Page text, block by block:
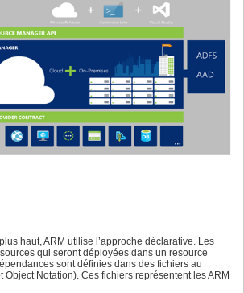
haut, ARM utilise l’approche déclarative. Les
qui seront déployées dans un resource
sont définies dans des fichiers au
Object Notation). Ces fichiers représentent les ARM